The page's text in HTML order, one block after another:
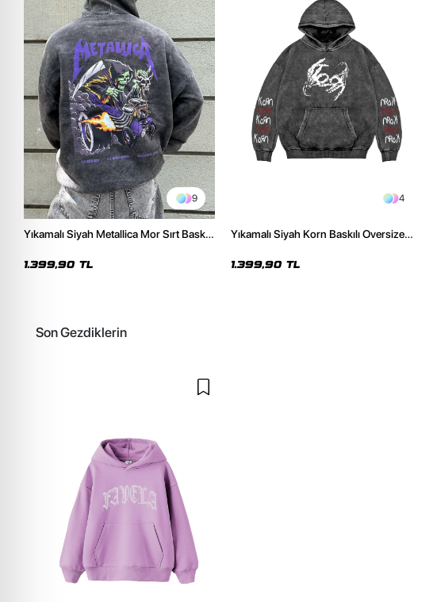
9
Yıkamalı Siyah Metallica Mor Sırt Baskılı
1.399,90 TL
4
Yıkamalı Siyah Korn Baskılı Oversize
1.399,90 TL
Son Gezdiklerin